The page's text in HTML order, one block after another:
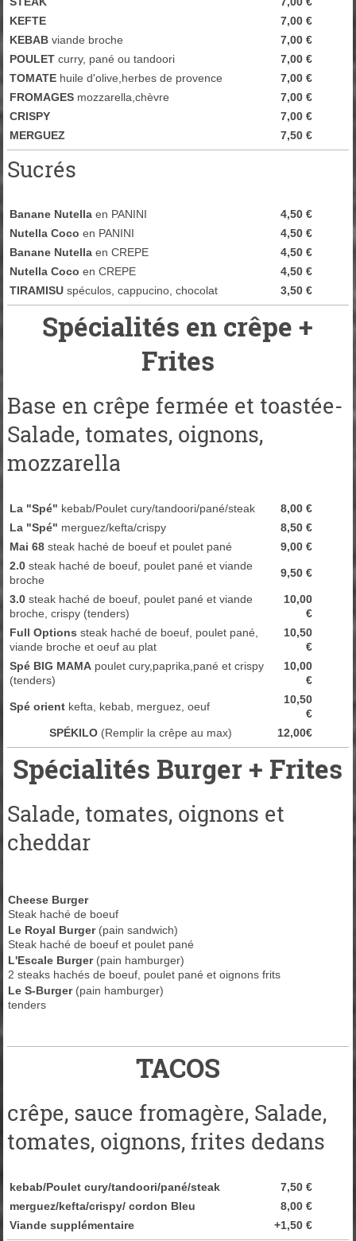
KEFTE
7,00 €
KEBABviande broche
7,00 €
POULETcurry, pané ou tandoori
7,00 €
TOMATE huile d'olive,herbes de provence
7,00 €
FROMAGESmozzarella,chèvre
7,00 €
CRISPY
7,00€
MERGUEZ
7,50€
Sucrés
Banane Nutellaen PANINI
4,50 €
Nutella Coco en PANINI
4,50 €
Banane Nutellaen CREPE
4,50 €
Nutella Coco en CREPE
4,50 €
TIRAMISUspéculos, cappucino, chocolat 3,50 €
Spécialités en crêpe +
Frites
Base en crêpe fermée et toastée-
Salade, tomates, oignons,
mozzarella
La "Spé" kebab/Poulet cury/tandoori/pané/steak
8,00 €
La "Spé" merguez/kefta/crispy
8,50 €
Mai 68steak haché de boeuf et poulet pané
9,00 €
2.0steak haché de boeuf, poulet pané et viande
broche
9,50 €
3.0 steak haché de boeuf, poulet pané et viande
broche, crispy (tenders)
10,00
€
Full Options steak haché de boeuf, poulet pané,
viande broche et oeuf au plat
10,50
€
Spé BIG MAMApoulet cury,paprika,pané et crispy
(tenders)
10,00
€
Spé orientkefta, kebab, merguez, oeuf
10,50
€
SPÉKILO (Remplir la crêpe au max) 12,00€
Spécialités Burger + Frites
Salade, tomates, oignons et
cheddar
Cheese Burger
Steak haché de boeuf
Le Royal Burger(pain sandwich)
Steak haché de boeuf et poulet pané
L'Escale Burger(pain hamburger)
2 steaks hachés de boeuf, poulet pané et oignons frits
Le S-Burger(pain hamburger)
tenders
TACOS
crêpe, sauce fromagère, Salade,
tomates, oignons, frites dedans
kebab/Poulet cury/tandoori/pané/steak
7,50 €
merguez/kefta/crispy/ cordon Bleu
8,00 €
Viande supplémentaire
+1,50 €